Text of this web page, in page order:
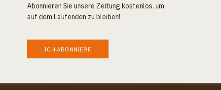
Abonnieren Sie unsere Zeitung kostenlos, um
auf dem Laufenden zu bleiben!
ICH ABONNIERE